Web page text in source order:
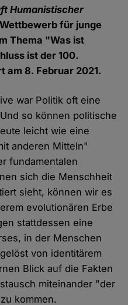
Humanistischer
für junge
Thema "Was ist
ist der 100.
am 8. Februar 2021.
war Politik oft eine
so können politische
leicht wie eine
anderen Mitteln"
fundamentalen
sich die Menschheit
sieht, können wir es
evolutionären Erbe
stattdessen eine
in der Menschen
von identitärem
Blick auf die Fakten
miteinander "der
kommen.